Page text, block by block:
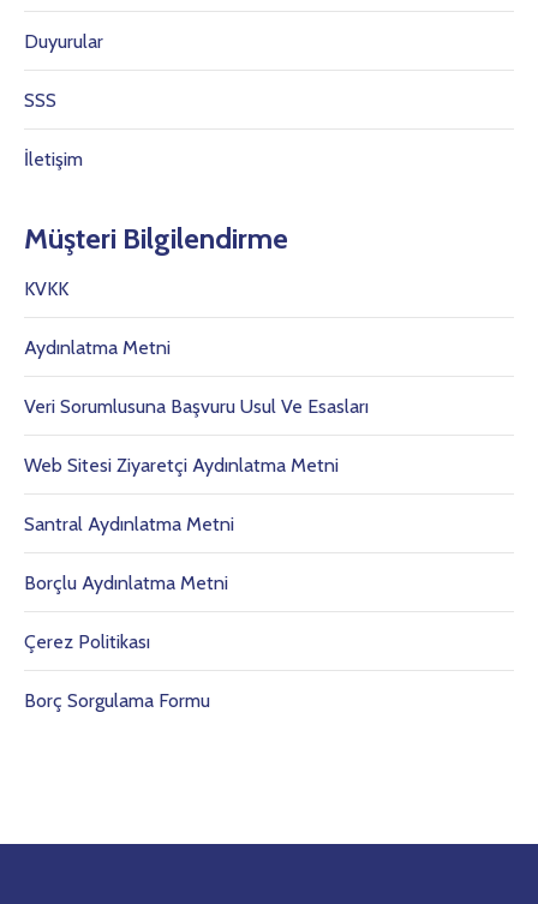
Duyurular
SSS
İletişim
Müşteri Bilgilendirme
KVKK
Aydınlatma Metni
Veri Sorumlusuna Başvuru Usul Ve Esasları
Web Sitesi Ziyaretçi Aydınlatma Metni
Santral Aydınlatma Metni
Borçlu Aydınlatma Metni
Çerez Politikası
Borç Sorgulama Formu